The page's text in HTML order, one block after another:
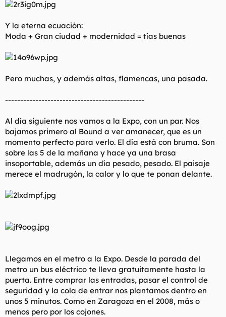
Y la eterna ecuación:
Moda + Gran ciudad + modernidad = tías buenas
Pero muchas, y además altas, flamencas, una pasada.
----------------------------------------------
Al día siguiente nos vamos a la Expo, con un par. Nos
bajamos primero al Bound a ver amanecer, que es un
momento perfecto para verlo. El día está con bruma. Son
sobre las 5 de la mañana y hace ya una brasa
insoportable, además un día pesado, pesado. El paisaje
merece el madrugón, la calor y lo que te ponan delante.
Llegamos en el metro a la Expo. Desde la parada del
metro un bus eléctrico te lleva gratuitamente hasta la
puerta. Entre comprar las entradas, pasar el control de
seguridad y la cola de entrar nos plantamos dentro en
unos 5 minutos. Como en Zaragoza en el 2008, más o
menos pero por los cojones.